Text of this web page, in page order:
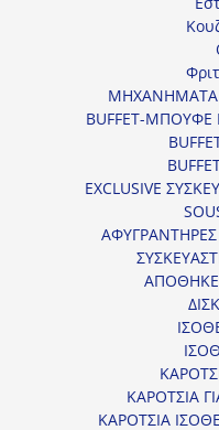
ΜΗΧΑΝΗΜΑΤΑ
BUFFET-
EXCLUSIVE
ΚΑΡΟΤΣΙΑ
ΚΑΡΟΤΣΙΑ